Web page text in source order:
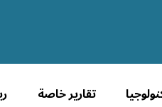
تقارير خاصة